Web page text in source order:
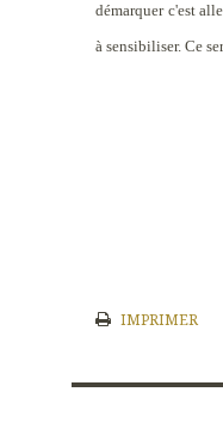
démarquer c'est
à sensibiliser. Ce
IMPRIMER